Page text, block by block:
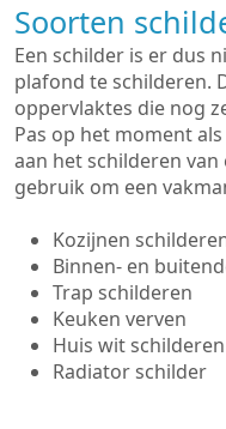
Soorten
Een schilder is er dus
plafond te schilderen.
oppervlaktes die nog
Pas op het moment
aan het schilderen
gebruik om een
Kozijnen
Binnen- en
Trap schilderen
Keuken verven
Huis wit schilderen
Radiator schilder